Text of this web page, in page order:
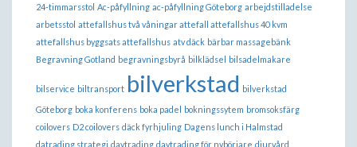
24-timmarsstol Ac-påfyllning ac-påfyllning Göteborg arbejdstilladelse
arbetsstol attefallshus två våningar attefall attefallshus 40 kvm
attefallshus byggsats attefallshus atv däck bärbar massagebänk
Begravning Gotland begravningsbyrå bilklädsel bilsadelmakare
bilservice biltransport bilverkstad bilverkstad
Göteborg boka konferens boka padel bokningssytem bromsoksfärg
coilovers D2 coilovers däck fyrhjuling Dagens lunch i Halmstad
datrading strategi daytrading daytrading för nybörjare djurvård